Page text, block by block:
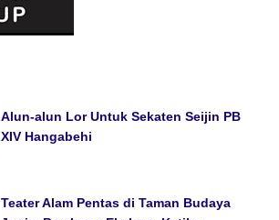
Alun-alun Lor Untuk Sekaten Seijin PB
XIV Hangabehi
Teater Alam Pentas di Taman Budaya